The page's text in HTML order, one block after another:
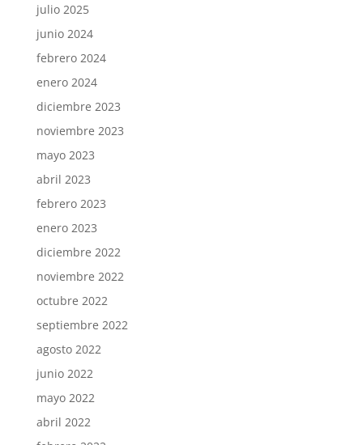
julio 2025
junio 2024
febrero 2024
enero 2024
diciembre 2023
noviembre 2023
mayo 2023
abril 2023
febrero 2023
enero 2023
diciembre 2022
noviembre 2022
octubre 2022
septiembre 2022
agosto 2022
junio 2022
mayo 2022
abril 2022